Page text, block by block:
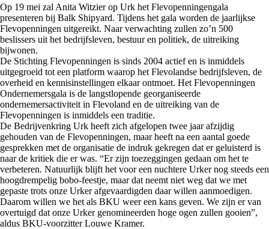
Op 19 mei zal Anita Witzier op Urk het Flevopenningengala
presenteren bij Balk Shipyard. Tijdens het gala worden de jaarlijkse
Flevopenningen uitgereikt. Naar verwachting zullen zo’n 500
beslissers uit het bedrijfsleven, bestuur en politiek, de uitreiking
bijwonen.
De Stichting Flevopenningen is sinds 2004 actief en is inmiddels
uitgegroeid tot een platform waarop het Flevolandse bedrijfsleven, de
overheid en kennisinstellingen elkaar ontmoet. Het Flevopenningen
Ondernemersgala is de langstlopende georganiseerde
ondernemersactiviteit in Flevoland en de uitreiking van de
Flevopenningen is inmiddels een traditie.
De Bedrijvenkring Urk heeft zich afgelopen twee jaar afzijdig
gehouden van de Flevopenningen, maar heeft na een aantal goede
gesprekken met de organisatie de indruk gekregen dat er geluisterd is
naar de kritiek die er was. “Er zijn toezeggingen gedaan om het te
verbeteren. Natuurlijk blijft het voor een nuchtere Urker nog steeds een
hoogdrempelig bobo-feestje, maar dat neemt niet weg dat we met
gepaste trots onze Urker afgevaardigden daar willen aanmoedigen.
Daarom willen we het als BKU weer een kans geven. We zijn er van
overtuigd dat onze Urker genomineerden hoge ogen zullen gooien”,
aldus BKU-voorzitter Louwe Kramer.